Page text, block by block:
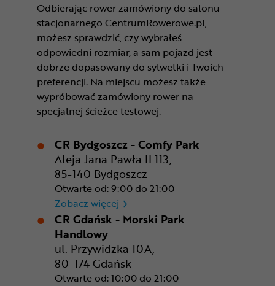
Odbierając rower zamówiony do salonu
stacjonarnego CentrumRowerowe.pl,
możesz sprawdzić, czy wybrałeś
odpowiedni rozmiar, a sam pojazd jest
dobrze dopasowany do sylwetki i Twoich
preferencji. Na miejscu możesz także
wypróbować zamówiony rower na
specjalnej ścieżce testowej.
CR Bydgoszcz - Comfy Park
Aleja Jana Pawła II 113,
85-140 Bydgoszcz
Otwarte od: 9:00 do 21:00
Zobacz więcej CR Bydgoszcz - Comfy Park
CR Gdańsk - Morski Park
Handlowy
ul. Przywidzka 10A,
80-174 Gdańsk
Otwarte od: 10:00 do 21:00